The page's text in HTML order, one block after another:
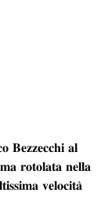
𝐁𝐞𝐳𝐳𝐞𝐜𝐜𝐡𝐢 𝐚𝐥
𝐫𝐨𝐭𝐨𝐥𝐚𝐭𝐚 𝐧𝐞𝐥𝐥𝐚
𝐯𝐞𝐥𝐨𝐜𝐢𝐭𝐚̀